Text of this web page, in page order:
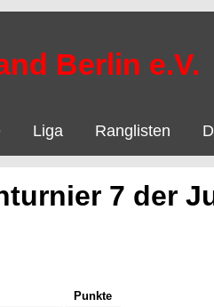
Berlin e.V.
Liga Ranglisten
7 der
Punkte